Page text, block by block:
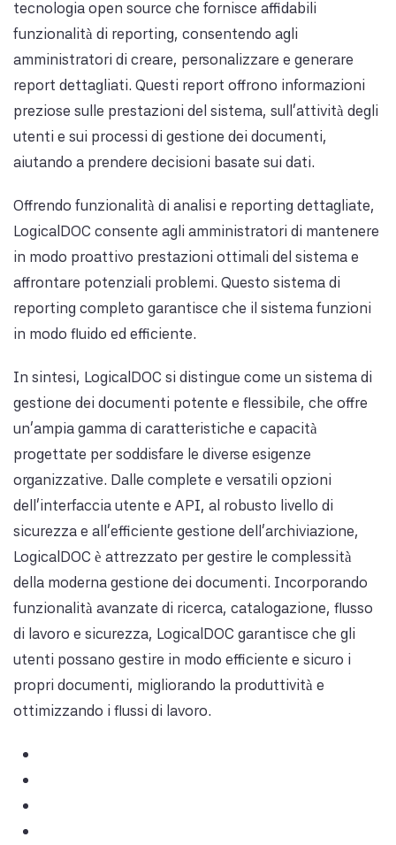
tecnologia open source che fornisce affidabili
funzionalità di reporting, consentendo agli
amministratori di creare, personalizzare e generare
report dettagliati. Questi report offrono informazioni
preziose sulle prestazioni del sistema, sull'attività degli
utenti e sui processi di gestione dei documenti,
aiutando a prendere decisioni basate sui dati.
Offrendo funzionalità di analisi e reporting dettagliate,
LogicalDOC consente agli amministratori di mantenere
in modo proattivo prestazioni ottimali del sistema e
affrontare potenziali problemi. Questo sistema di
reporting completo garantisce che il sistema funzioni
in modo fluido ed efficiente.
In sintesi, LogicalDOC si distingue come un sistema di
gestione dei documenti potente e flessibile, che offre
un'ampia gamma di caratteristiche e capacità
progettate per soddisfare le diverse esigenze
organizzative. Dalle complete e versatili opzioni
dell'interfaccia utente e API, al robusto livello di
sicurezza e all'efficiente gestione dell'archiviazione,
LogicalDOC è attrezzato per gestire le complessità
della moderna gestione dei documenti. Incorporando
funzionalità avanzate di ricerca, catalogazione, flusso
di lavoro e sicurezza, LogicalDOC garantisce che gli
utenti possano gestire in modo efficiente e sicuro i
propri documenti, migliorando la produttività e
ottimizzando i flussi di lavoro.